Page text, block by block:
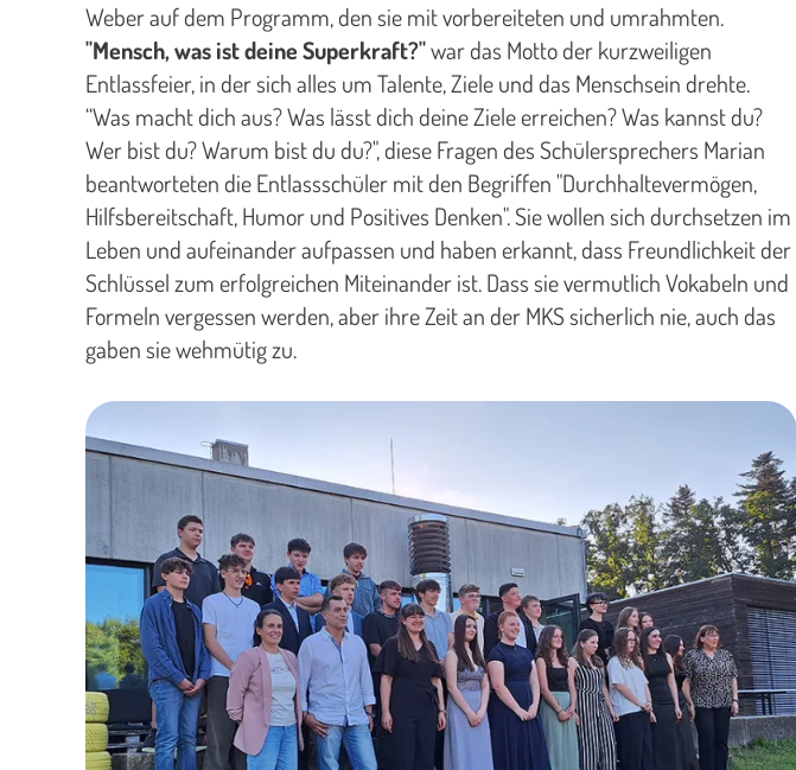
Weber auf dem Programm, den sie mit vorbereiteten und umrahmten.
"Mensch, was ist deine Superkraft?"war das Motto der kurzweiligen
Entlassfeier, in der sich alles um Talente, Ziele und das Menschsein drehte.
“Was macht dich aus? Was lässt dich deine Ziele erreichen? Was kannst du?
Wer bist du? Warum bist du du?", diese Fragen des Schülersprechers Marian
beantworteten die Entlassschüler mit den Begriffen "Durchhaltevermögen,
Hilfsbereitschaft, Humor und Positives Denken". Sie wollen sich durchsetzen im
Leben und aufeinander aufpassen und haben erkannt, dass Freundlichkeit der
Schlüssel zum erfolgreichen Miteinander ist. Dass sie vermutlich Vokabeln und
Formeln vergessen werden, aber ihre Zeit an der MKS sicherlich nie, auch das
gaben sie wehmütig zu.